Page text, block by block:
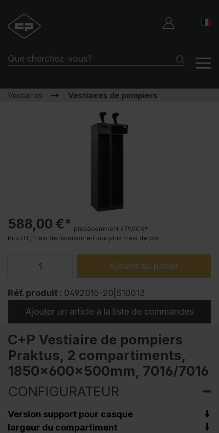
Vestiaires Vestiaires de pompiers
588,00 €* précédemment 679,00 €*
Prix HT, frais de livraison en sus plus frais de port
Ajouter au panier
Réf. produit : 0492015-20|S10013
Ajouter un article à la liste de commandes
C+P Vestiaire de pompiers
Praktus, 2 compartiments,
1850x600x500mm, 7016/7016
CONFIGURATEUR
Version support pour casque
largeur du compartiment